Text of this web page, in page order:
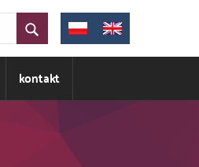
kontakt